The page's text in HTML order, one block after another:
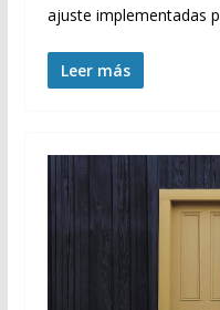
ajuste implementadas
Leer más